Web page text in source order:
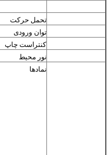
تحمل حرکت
توان ورودی
کنتراست چاپ
نور محیط
نمادها